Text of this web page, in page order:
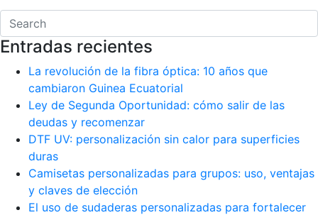
Entradas recientes
La revolución de la fibra óptica: 10 años que
cambiaron Guinea Ecuatorial
Ley de Segunda Oportunidad: cómo salir de las
deudas y recomenzar
DTF UV: personalización sin calor para superficies
duras
Camisetas personalizadas para grupos: uso, ventajas
y claves de elección
El uso de sudaderas personalizadas para fortalecer